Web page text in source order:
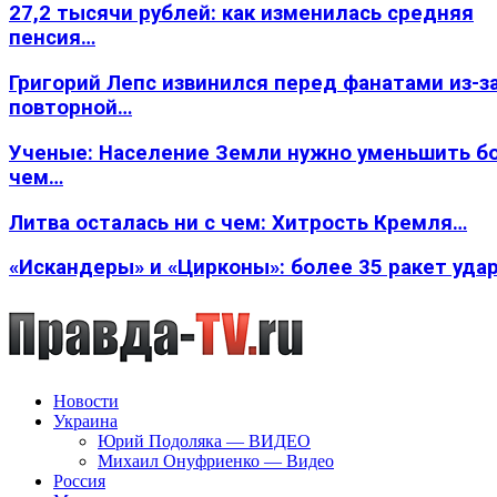
27,2 тысячи рублей: как изменилась средняя
пенсия…
Григорий Лепс извинился перед фанатами из-
повторной…
Ученые: Население Земли нужно уменьшить
чем…
Литва осталась ни с чем: Хитрость Кремля…
«Искандеры» и «Цирконы»: более 35 ракет
Новости
Украина
Юрий Подоляка — ВИДЕО
Михаил Онуфриенко — Видео
Россия